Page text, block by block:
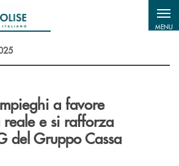
MENU
a favore
reale e si rafforza
del Gruppo Cassa